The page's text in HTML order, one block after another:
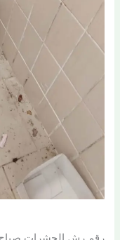
رقم رش الحشرات صباح